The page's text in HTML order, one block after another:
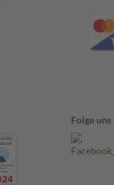
Folge uns